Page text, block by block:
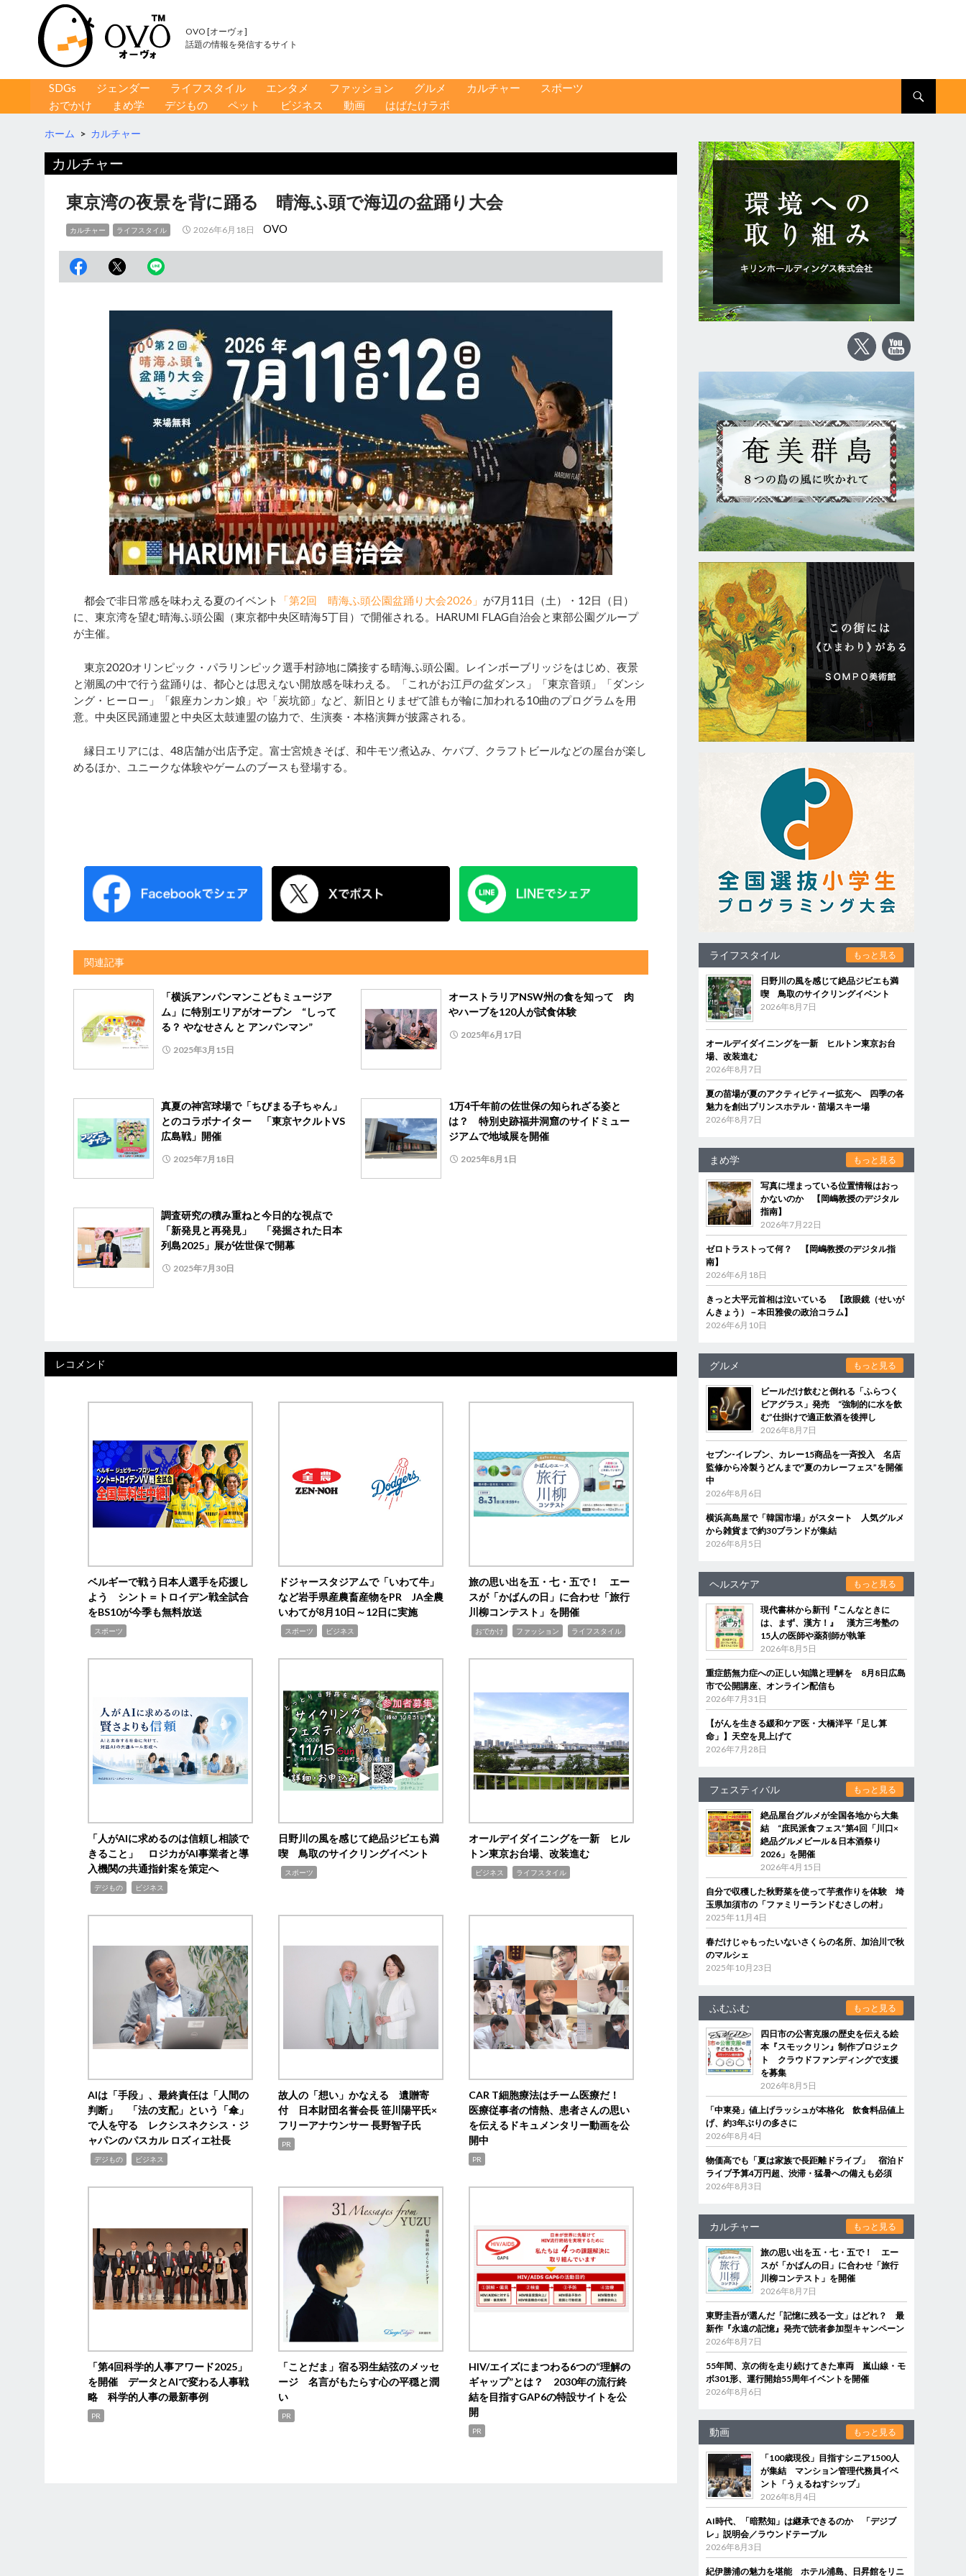
OVO [オーヴォ]
話題の情報を発信するサイト
コンテンツへ移動
SDGs ジェンダー ライフスタイル エンタメ ファッション グルメ カルチャー
スポーツ
おでかけ
まめ学 デジもの ペット ビジネス 動画 はばたけラボ
ホーム > カルチャー
カルチャー
東京湾の夜景を背に踊る 晴海ふ頭で海辺の盆踊り大会
カルチャー ライフスタイル 2026年6月18日 OVO
都会で非日常感を味わえる夏のイベント 「第2回 晴海ふ頭公園盆踊り大会2026」 が7月11日（土）・12日（日）
に、東京湾を望む晴海ふ頭公園（東京都中央区晴海5丁目）で開催される。HARUMI FLAG自治会と東部公園グループ
が主催。
東京2020オリンピック・パラリンピック選手村跡地に隣接する晴海ふ頭公園。レインボーブリッジをはじめ、夜景
と潮風の中で行う盆踊りは、都心とは思えない開放感を味わえる。「これがお江戸の盆ダンス」「東京音頭」「ダンシ
ング・ヒーロー」「銀座カンカン娘」や「炭坑節」など、新旧とりまぜて誰もが輪に加われる10曲のプログラムを用
意。中央区民踊連盟と中央区太鼓連盟の協力で、生演奏・本格演舞が披露される。
縁日エリアには、48店舗が出店予定。富士宮焼きそば、和牛モツ煮込み、ケバブ、クラフトビールなどの屋台が楽し
めるほか、ユニークな体験やゲームのブースも登場する。
関連記事
「横浜アンパンマンこどもミュージア
ム」に特別エリアがオープン “しって
る？ やなせさん と アンパンマン”
2025年3月15日
オーストラリアNSW州の食を知って 肉
やハーブを120人が試食体験
2025年6月17日
真夏の神宮球場で「ちびまる子ちゃん」
とのコラボナイター 「東京ヤクルトVS
広島戦」開催
2025年7月18日
1万4千年前の佐世保の知られざる姿と
は？ 特別史跡福井洞窟のサイドミュー
ジアムで地域展を開催
2025年8月1日
調査研究の積み重ねと今日的な視点で
「新発見と再発見」 「発掘された日本
列島2025」展が佐世保で開幕
2025年7月30日
レコメンド
ベルギーで戦う日本人選手を応援し
よう シント＝トロイデン戦全試合
をBS10が今季も無料放送
スポーツ
ドジャースタジアムで「いわて牛」
など岩手県産農畜産物をPR JA全農
いわてが8月10日～12日に実施
スポーツ ビジネス
旅の思い出を五・七・五で！ エー
スが「かばんの日」に合わせ「旅行
川柳コンテスト」を開催
おでかけ ファッション ライフスタイル
「人がAIに求めるのは信頼し相談で
きること」 ロジカがAI事業者と導
入機関の共通指針案を策定へ
デジもの ビジネス
日野川の風を感じて絶品ジビエも満
喫 鳥取のサイクリングイベント
スポーツ
オールデイダイニングを一新 ヒル
トン東京お台場、改装進む
ビジネス ライフスタイル
AIは「手段」、最終責任は「人間の
判断」 「法の支配」という「傘」
で人を守る レクシスネクシス・ジ
ャパンのパスカル ロズィエ社長
デジもの ビジネス
故人の「想い」かなえる 遺贈寄
付 日本財団名誉会長 笹川陽平氏×
フリーアナウンサー 長野智子氏
PR
CAR T細胞療法はチーム医療だ！
医療従事者の情熱、患者さんの思い
を伝えるドキュメンタリー動画を公
開中
PR
「第4回科学的人事アワード2025」
を開催 データとAIで変わる人事戦
略 科学的人事の最新事例
PR
「ことだま」宿る羽生結弦のメッセ
ージ 名言がもたらす心の平穏と潤
い
PR
HIV/エイズにまつわる6つの“理解の
ギャップ”とは？ 2030年の流行終
結を目指すGAP6の特設サイトを公
開
PR
ライフスタイル もっと見る
日野川の風を感じて絶品ジビエも満
喫 鳥取のサイクリングイベント
2026年8月7日
オールデイダイニングを一新 ヒルトン東京お台
場、改装進む
2026年8月7日
夏の苗場が夏のアクティビティー拡充へ 四季の各
魅力を創出プリンスホテル・苗場スキー場
2026年8月7日
まめ学 もっと見る
写真に埋まっている位置情報はおっ
かないのか 【岡嶋教授のデジタル
指南】
2026年7月22日
ゼロトラストって何？ 【岡嶋教授のデジタル指
南】
2026年6月18日
きっと大平元首相は泣いている 【政眼鏡（せいが
んきょう）－本田雅俊の政治コラム】
2026年6月10日
グルメ もっと見る
ビールだけ飲むと倒れる「ふらつく
ビアグラス」発売 “強制的に水を飲
む”仕掛けで適正飲酒を後押し
2026年8月7日
セブン‐イレブン、カレー15商品を一斉投入 名店
監修から冷製うどんまで“夏のカレーフェス”を開催
中
2026年8月6日
横浜高島屋で「韓国市場」がスタート 人気グルメ
から雑貨まで約30ブランドが集結
2026年8月5日
ヘルスケア もっと見る
現代書林から新刊『こんなときに
は、まず、漢方！』 漢方三考塾の
15人の医師や薬剤師が執筆
2026年8月5日
重症筋無力症への正しい知識と理解を 8月8日広島
市で公開講座、オンライン配信も
2026年7月31日
【がんを生きる緩和ケア医・大橋洋平「足し算
命」】天空を見上げて
2026年7月28日
フェスティバル もっと見る
絶品屋台グルメが全国各地から大集
結 “庶民派食フェス”第4回「川口×
絶品グルメビール＆日本酒祭り
2026」を開催
2026年4月15日
自分で収穫した秋野菜を使って芋煮作りを体験 埼
玉県加須市の「ファミリーランドむさしの村」
2025年11月4日
春だけじゃもったいないさくらの名所、加治川で秋
のマルシェ
2025年10月23日
ふむふむ もっと見る
四日市の公害克服の歴史を伝える絵
本『スモックリン』制作プロジェク
ト クラウドファンディングで支援
を募集
2026年8月5日
「中東発」値上げラッシュが本格化 飲食料品値上
げ、約3年ぶりの多さに
2026年8月4日
物価高でも「夏は家族で長距離ドライブ」 宿泊ド
ライブ予算4万円超、渋滞・猛暑への備えも必須
2026年8月3日
カルチャー もっと見る
旅の思い出を五・七・五で！ エー
スが「かばんの日」に合わせ「旅行
川柳コンテスト」を開催
2026年8月7日
東野圭吾が選んだ「記憶に残る一文」はどれ？ 最
新作『永遠の記憶』発売で読者参加型キャンペーン
2026年8月7日
55年間、京の街を走り続けてきた車両 嵐山線・モ
ボ301形、運行開始55周年イベントを開催
2026年8月6日
動画 もっと見る
「100歳現役」目指すシニア1500人
が集結 マンション管理代務員イベ
ント「うぇるねすシップ」
2026年8月4日
AI時代、「暗黙知」は継承できるのか 「デジブ
レ」説明会／ラウンドテーブル
2026年8月3日
紀伊勝浦の魅力を堪能 ホテル浦島、日昇館をリニ